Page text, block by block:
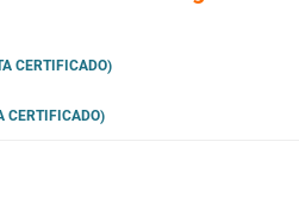
CERTIFICADO)
CERTIFICADO)